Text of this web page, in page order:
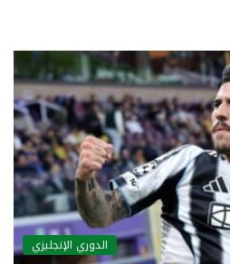
الدوري الإنجليزي